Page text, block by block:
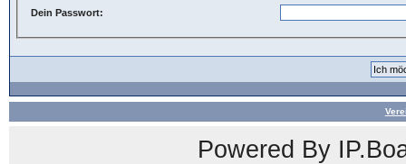
Dein Passwort:
Powered By